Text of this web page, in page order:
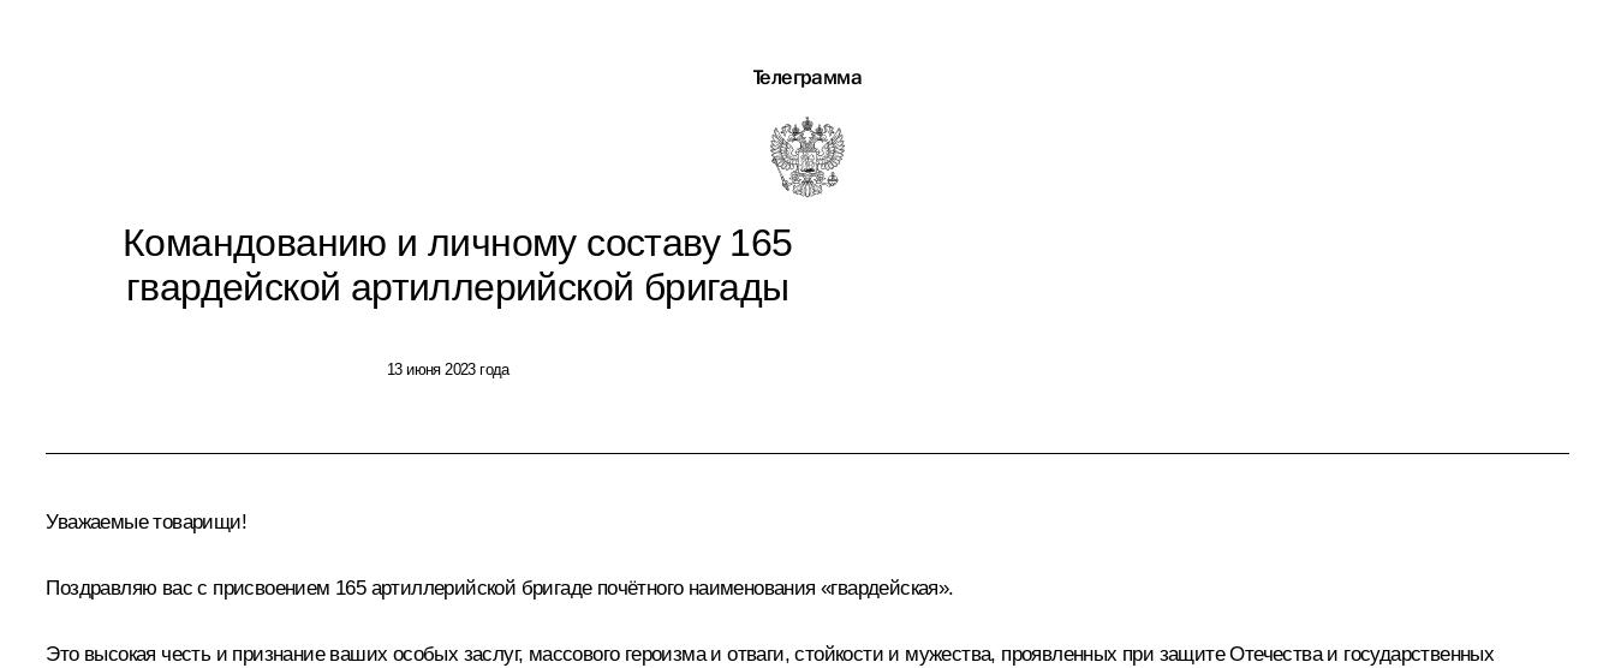
Телеграмма
Командованию и личному составу 165
гвардейской артиллерийской бригады
13 июня 2023 года
Уважаемые товарищи!
Поздравляю вас с присвоением 165 артиллерийской бригаде почётного наименования «гвардейская».
Это высокая честь и признание ваших особых заслуг, массового героизма и отваги, стойкости и мужества, проявленных при защите Отечества и государственных